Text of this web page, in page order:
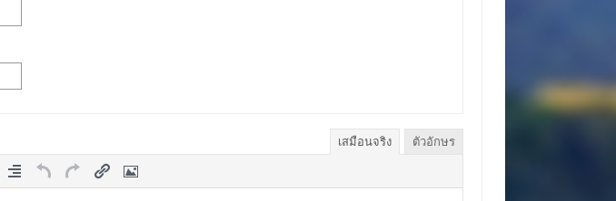
เสมือนจริง ตัวอักษร